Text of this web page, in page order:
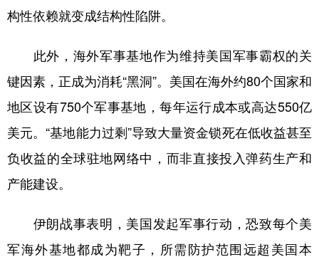
构性依赖就变成结构性陷阱。
此外，海外军事基地作为维持美国军事霸权的关
键因素，正成为消耗“黑洞”。美国在海外约80个国家和
地区设有750个军事基地，每年运行成本或高达550亿
美元。“基地能力过剩”导致大量资金锁死在低收益甚至
负收益的全球驻地网络中，而非直接投入弹药生产和
产能建设。
伊朗战事表明，美国发起军事行动，恐致每个美
军海外基地都成为靶子，所需防护范围远超美国本